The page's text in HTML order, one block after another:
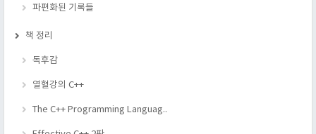
파편화된 기록들
책 정리
독후감
열혈강의 C++
The C++ Programming Languag..